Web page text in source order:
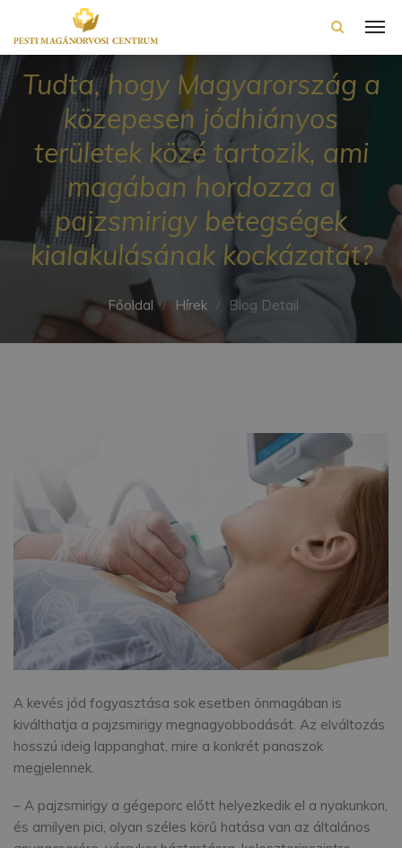
Tudta, hogy Magyarország a
közepesen jódhiányos
területek közé tartozik, ami
magában hordozza a
pajzsmirigy betegségek
kialakulásának kockázatát?
Főoldal Hírek Blog Detail
A kevés jód fogyasztása sok esetben önmagában is
kiválthatja a pajzsmirigy megnagyobbodását. Az elváltozás
hosszú ideig lappanghat, mire a konkrét panaszok
megjelennek.
– A pajzsmirigy a gégeporc előtt helyezkedik el a nyakunkon,
és amilyen pici, olyan széles körű hatása van az általános